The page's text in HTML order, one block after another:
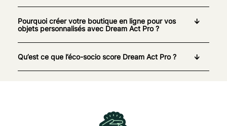
Pourquoi créer votre boutique en ligne pour vos
objets personnalisés avec Dream Act Pro ?
Qu’est ce que l’éco-socio score Dream Act Pro ?